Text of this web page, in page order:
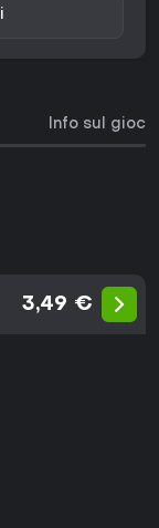
Info sul gioco
3,49 €